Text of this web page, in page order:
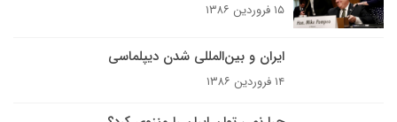
۱۵ فروردین ۱۳۸۶
ایران و بين‌المللى شدن ديپلماسى
۱۴ فروردین ۱۳۸۶